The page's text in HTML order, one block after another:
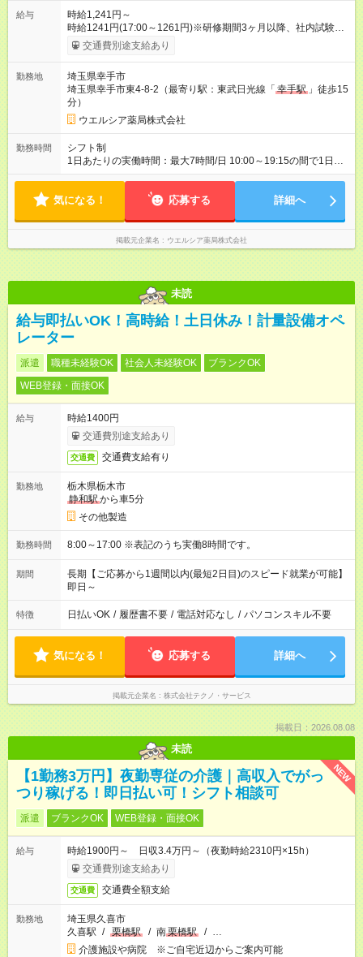
給与
時給1,241円～
時給1241円(17:00～1261円)※研修期間3ヶ月以降、社内試験に
よる更新判定あり 社内試験合格後、時給＋50～100円の昇給あ
り （大学生は＋20円） 試用期間あり：入社日から3ヶ月間／本
間の長さ：3ヶ月 雇用形態、給与は本採用時と同じです。
交通費別途支給あり
勤務地
埼玉県幸手市
埼玉県幸手市東4-8-2（最寄り駅：東武日光線「 幸手駅 」徒歩15
分）
ウエルシア薬局株式会社
勤務時間
シフト制
1日あたりの実働時間：最大7時間/日 10:00～19:15の間で1日6
時間～応相談 ☆週2～5日の勤務 ※勤務曜日応相談 ☆未経験・無
気になる！ 応募する 詳細へ
掲載元企業名 ウエルシア薬局株式会社
未読
給与即払いOK！高時給！土日休み！計量設備オペ
レーター
派遣 職種未経験OK 社会人未経験OK
ブランクOK
WEB登録・面接OK
給与
時給1400円
交通費別途支給あり
交通費 交通費支給有り
勤務地
栃木県栃木市
静和駅から車5分
その他製造
勤務時間 8:00～17:00 ※表記のうち実働8時間です。
期間
長期【ご応募から1週間以内(最短2日目)のスピード就業が可能】
即日～
特徴 日払いOK / 履歴書不要 / 電話対応なし / パソコンスキル不要
気になる！ 応募する 詳細へ
掲載元企業名 株式会社テクノ・サービス
掲載日：2026.08.08
未読
NEW
【1勤務3万円】夜勤専従の介護｜高収入でがっ
つり稼げる！即日払い可！シフト相談可
派遣 ブランクOK WEB登録・面接OK
給与
時給1900円～ 日収3.4万円～（夜勤時給2310円×15h）
交通費別途支給あり
交通費 交通費全額支給
勤務地
埼玉県久喜市
久喜駅 / 栗橋駅 / 南栗橋駅 / …
介護施設や病院 ※ご自宅近辺からご案内可能